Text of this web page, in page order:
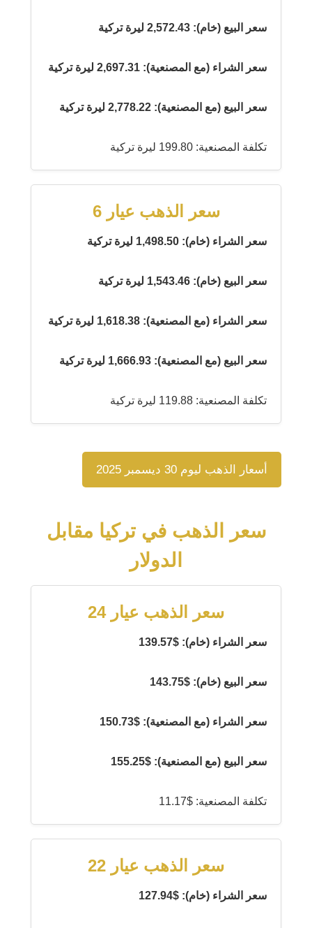
سعر البيع (خام): 2,572.43 ليرة تركية
سعر الشراء (مع المصنعية): 2,697.31 ليرة تركية
سعر البيع (مع المصنعية): 2,778.22 ليرة تركية
تكلفة المصنعية: 199.80 ليرة تركية
سعر الذهب عيار 6
سعر الشراء (خام): 1,498.50 ليرة تركية
سعر البيع (خام): 1,543.46 ليرة تركية
سعر الشراء (مع المصنعية): 1,618.38 ليرة تركية
سعر البيع (مع المصنعية): 1,666.93 ليرة تركية
تكلفة المصنعية: 119.88 ليرة تركية
أسعار الذهب ليوم 30 ديسمبر 2025
سعر الذهب في تركيا مقابل
الدولار
سعر الذهب عيار 24
سعر الشراء (خام): $139.57
سعر البيع (خام): $143.75
سعر الشراء (مع المصنعية): $150.73
سعر البيع (مع المصنعية): $155.25
تكلفة المصنعية: $11.17
سعر الذهب عيار 22
سعر الشراء (خام): $127.94